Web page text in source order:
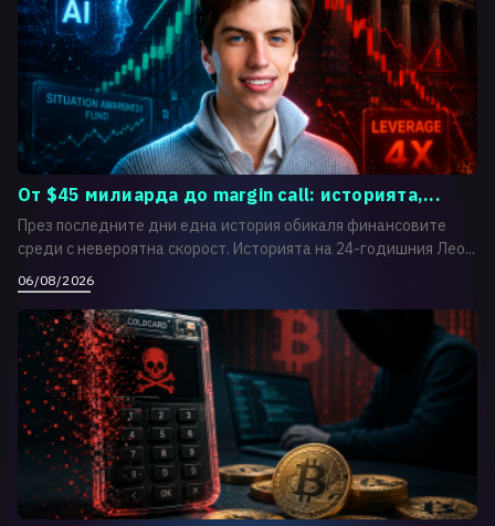
От $45 милиарда до margin call: историята,...
През последните дни една история обикаля финансовите
среди с невероятна скорост. Историята на 24-годишния Лео...
06/08/2026